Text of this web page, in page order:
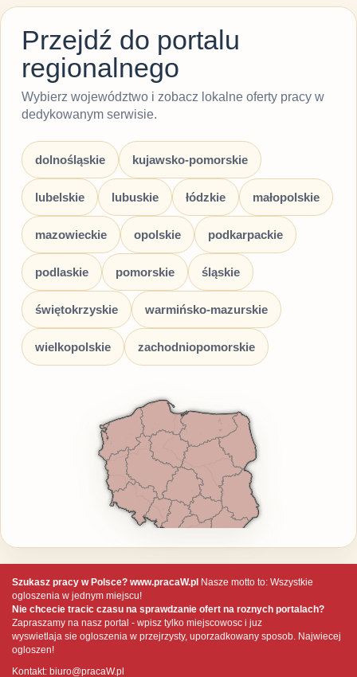
Przejdź do portalu
regionalnego
Wybierz województwo i zobacz lokalne oferty pracy w
dedykowanym serwisie.
dolnośląskie kujawsko-pomorskie
lubelskie lubuskie łódzkie małopolskie
mazowieckie opolskie podkarpackie
podlaskie pomorskie śląskie
świętokrzyskie warmińsko-mazurskie
wielkopolskie zachodniopomorskie
Szukasz pracy w Polsce? www.pracaW.pl Nasze motto to: Wszystkie
ogloszenia w jednym miejscu!
Nie chcecie tracic czasu na sprawdzanie ofert na roznych portalach?
Zapraszamy na nasz portal - wpisz tylko miejscowosc i juz
wyswietlaja sie ogloszenia w przejrzysty, uporzadkowany sposob. Najwiecej
ogloszen!
Kontakt: biuro@pracaW.pl